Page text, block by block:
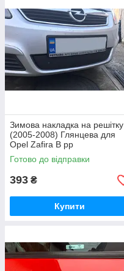
Зимова накладка на решітку
(2005-2008) Глянцева для
Opel Zafira B рр
Готово до відправки
393 ₴
Купити